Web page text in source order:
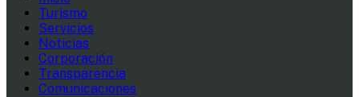
Turismo
Servicios
Noticias
Corporación
Transparencia
Comunicaciones